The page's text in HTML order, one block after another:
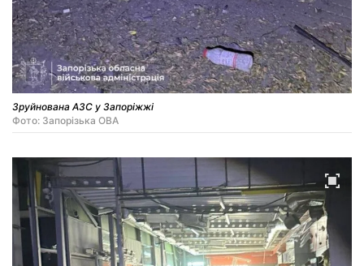
Зруйнована АЗС у Запоріжжі
Фото: Запорізька ОВА